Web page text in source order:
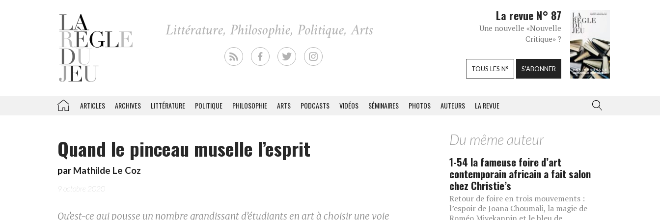
La revue N° 87
Une nouvelle «Nouvelle
Critique» ?
TOUS LES N° S'ABONNER
ARTICLES ARCHIVES LITTÉRATURE POLITIQUE PHILOSOPHIE ARTS PODCASTS VIDÉOS SÉMINAIRES PHOTOS AUTEURS LA REVUE
Quand le pinceau muselle l’esprit
par Mathilde Le Coz
9 octobre 2020
Qu’est-ce qui pousse un nombre grandissant d’étudiants en art à choisir une voie
Du même auteur
1-54 la fameuse foire d’art
contemporain africain a fait salon
chez Christie’s
Retour de foire en trois mouvements :
l’espoir de Joana Choumali, la magie de